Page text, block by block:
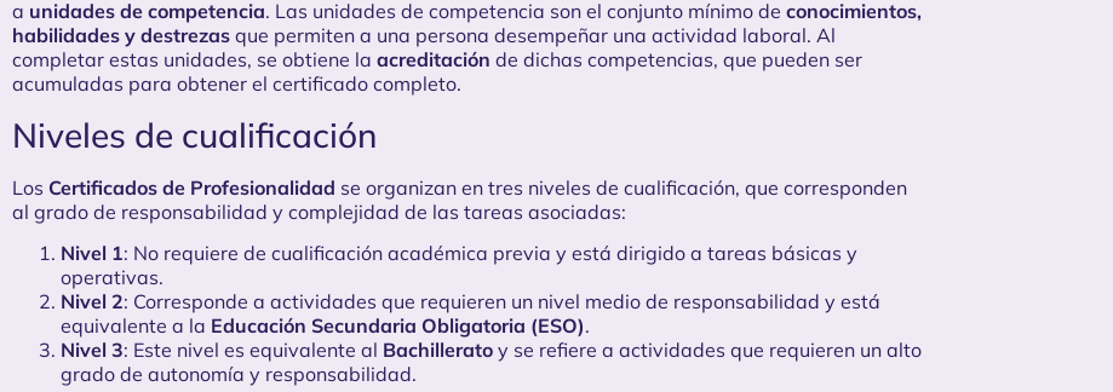
a unidades de competencia. Las unidades de competencia son el conjunto mínimo de conocimientos,
habilidades y destrezas que permiten a una persona desempeñar una actividad laboral. Al
completar estas unidades, se obtiene la acreditación de dichas competencias, que pueden ser
acumuladas para obtener el certificado completo.
Niveles de cualificación
Los Certificados de Profesionalidad se organizan en tres niveles de cualificación, que corresponden
al grado de responsabilidad y complejidad de las tareas asociadas:
Nivel 1: No requiere de cualificación académica previa y está dirigido a tareas básicas y
operativas.
Nivel 2: Corresponde a actividades que requieren un nivel medio de responsabilidad y está
equivalente a la Educación Secundaria Obligatoria (ESO).
Nivel 3: Este nivel es equivalente al Bachillerato y se refiere a actividades que requieren un alto
grado de autonomía y responsabilidad.